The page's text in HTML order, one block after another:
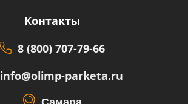
Контакты
8 (800) 707-79-66
info@olimp-parketa.ru